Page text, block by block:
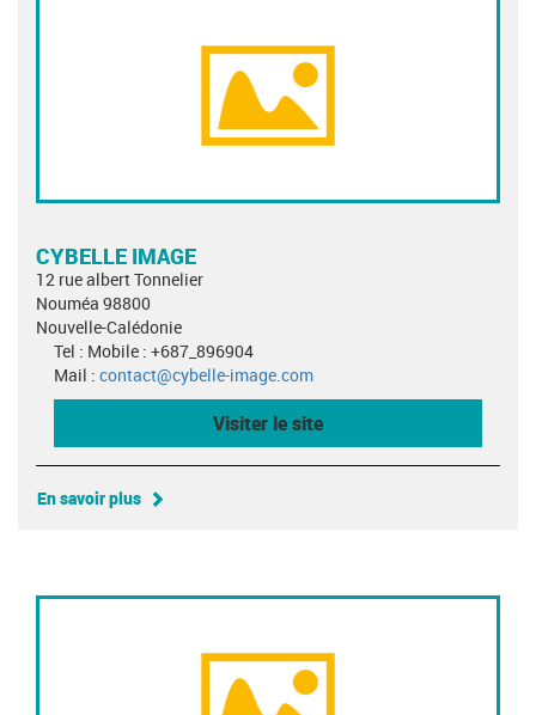
CYBELLE IMAGE
12 rue albert Tonnelier
Nouméa 98800
Nouvelle-Calédonie
Tel : Mobile : +687_896904
Mail : contact@cybelle-image.com
Visiter le site
En savoir plus